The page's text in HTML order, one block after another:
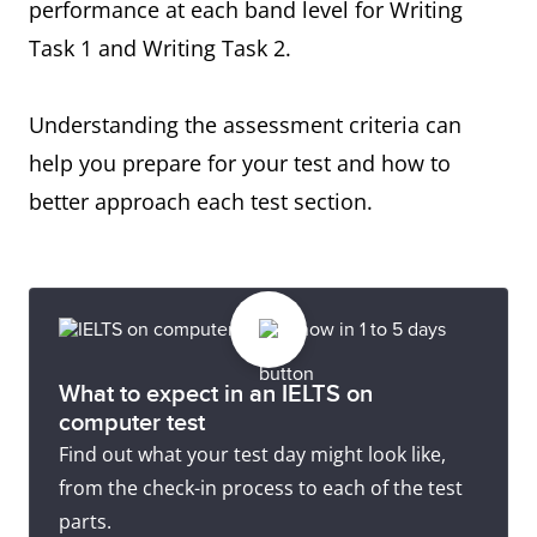
performance at each band level for Writing
Task 1 and Writing Task 2.
Understanding the assessment criteria can
help you prepare for your test and how to
better approach each test section.
What to expect in an IELTS on
computer test
Find out what your test day might look like,
from the check-in process to each of the test
parts.